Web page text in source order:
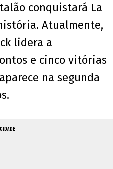
conquistará La
Atualmente,
lidera a
e cinco vitórias
na segunda